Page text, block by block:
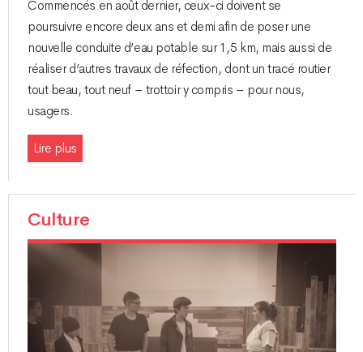
Commencés en août dernier, ceux-ci doivent se
poursuivre encore deux ans et demi afin de poser une
nouvelle conduite d’eau potable sur 1,5 km, mais aussi de
réaliser d’autres travaux de réfection, dont un tracé routier
tout beau, tout neuf – trottoir y compris – pour nous,
usagers.
Lire plus
Culture